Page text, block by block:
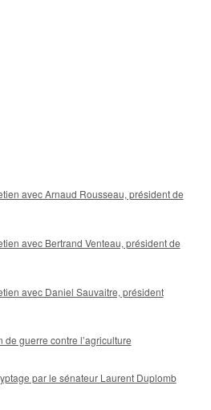
avec Arnaud Rousseau, président de
avec Bertrand Venteau, président de
avec Daniel Sauvaitre, président
guerre contre l’agriculture
par le sénateur Laurent Duplomb